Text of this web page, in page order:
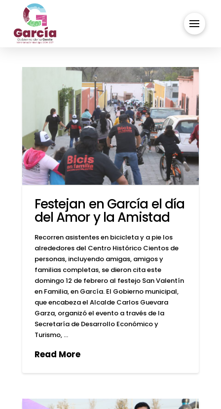
Festejan en García el día
del Amor y la Amistad
Recorren asistentes en bicicleta y a pie los
alrededores del Centro Histórico Cientos de
personas, incluyendo amigas, amigos y
familias completas, se dieron cita este
domingo 12 de febrero al festejo San Valentín
en Familia, en García. El Gobierno municipal,
que encabeza el Alcalde Carlos Guevara
Garza, organizó el evento a través de la
Secretaría de Desarrollo Económico y
Turismo, …
Read More